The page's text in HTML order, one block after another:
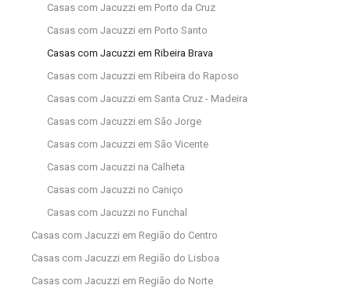
Casas com Jacuzzi em Porto da Cruz
Casas com Jacuzzi em Porto Santo
Casas com Jacuzzi em Ribeira Brava
Casas com Jacuzzi em Ribeira do Raposo
Casas com Jacuzzi em Santa Cruz - Madeira
Casas com Jacuzzi em São Jorge
Casas com Jacuzzi em São Vicente
Casas com Jacuzzi na Calheta
Casas com Jacuzzi no Caniço
Casas com Jacuzzi no Funchal
Casas com Jacuzzi em Região do Centro
Casas com Jacuzzi em Região do Lisboa
Casas com Jacuzzi em Região do Norte